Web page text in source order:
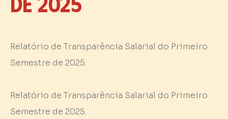
Relatório de Transparência Salarial do Primeiro
Semestre de 2025.
Relatório de Transparência Salarial do Primeiro
Semestre de 2025.